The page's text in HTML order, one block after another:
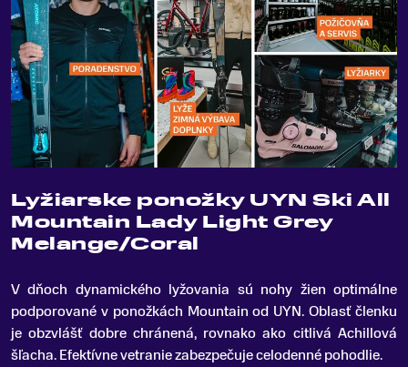
Lyžiarske ponožky UYN Ski All
Mountain Lady Light Grey
Melange/Coral
V dňoch dynamického lyžovania sú nohy žien optimálne
podporované v ponožkách Mountain od UYN. Oblasť členku
je obzvlášť dobre chránená, rovnako ako citlivá Achillová
šľacha. Efektívne vetranie zabezpečuje celodenné pohodlie.